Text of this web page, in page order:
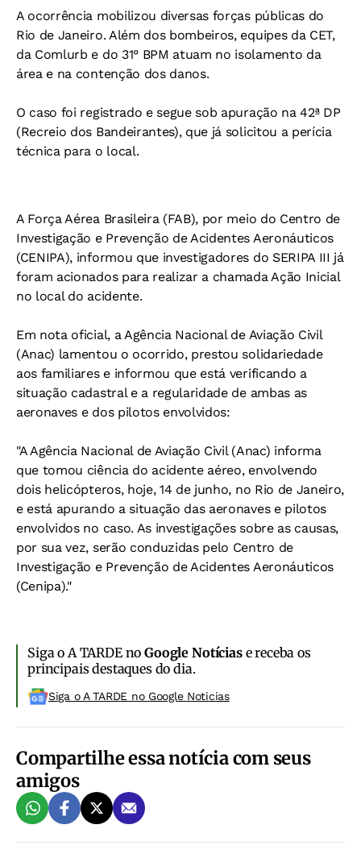
A ocorrência mobilizou diversas forças públicas do
Rio de Janeiro. Além dos bombeiros, equipes da CET,
da Comlurb e do 31° BPM atuam no isolamento da
área e na contenção dos danos.
O caso foi registrado e segue sob apuração na 42ª DP
(Recreio dos Bandeirantes), que já solicitou a perícia
técnica para o local.
A Força Aérea Brasileira (FAB), por meio do Centro de
Investigação e Prevenção de Acidentes Aeronáuticos
(CENIPA), informou que investigadores do SERIPA III já
foram acionados para realizar a chamada Ação Inicial
no local do acidente.
Em nota oficial, a Agência Nacional de Aviação Civil
(Anac) lamentou o ocorrido, prestou solidariedade
aos familiares e informou que está verificando a
situação cadastral e a regularidade de ambas as
aeronaves e dos pilotos envolvidos:
"A Agência Nacional de Aviação Civil (Anac) informa
que tomou ciência do acidente aéreo, envolvendo
dois helicópteros, hoje, 14 de junho, no Rio de Janeiro,
e está apurando a situação das aeronaves e pilotos
envolvidos no caso. As investigações sobre as causas,
por sua vez, serão conduzidas pelo Centro de
Investigação e Prevenção de Acidentes Aeronáuticos
(Cenipa)."
Siga o A TARDE noGoogle Notíciase receba os
principais destaques do dia.
Siga o A TARDE no Google Noticias
Compartilhe essa notícia com seus
amigos